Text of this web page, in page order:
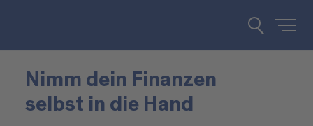
Nimm dein Finanzen
selbst in die Hand